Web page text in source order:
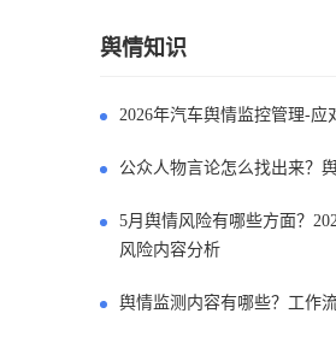
舆情知识
2026年汽车舆情监控管理-应
公众人物言论怎么找出来？
5月舆情风险有哪些方面？
风险内容分析
舆情监测内容有哪些？工作